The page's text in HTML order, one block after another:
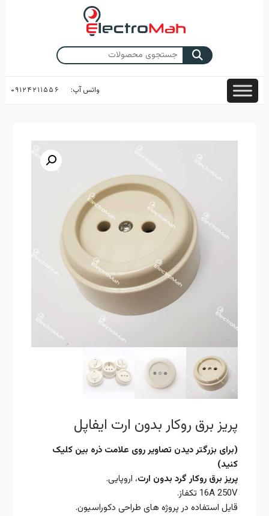
جستجو
برای:
واتس آپ: ۰۹۱۲۴۲۱۱۵۵۶
پریز برق روکار بدون ارت ایفاپل
(برای بزرگتر دیدن تصاویر روی علامت ذره بین کلیک
کنید)
پریز برق روکار گرد بدون ارت، اروپایی.
16A 250V تکفاز.
قایل استفاده در پروژه های طراحی دکوراسیون.